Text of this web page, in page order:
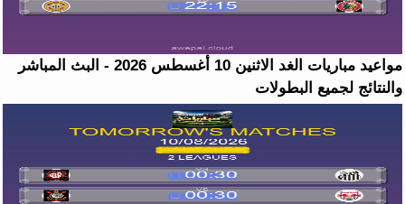
مواعيد مباريات الغد الاثنين 10 أغسطس 2026 - البث المباشر
والنتائج لجميع البطولات